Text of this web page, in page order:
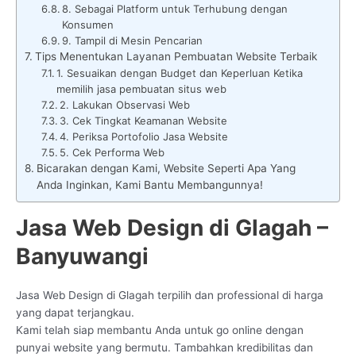
8. Sebagai Platform untuk Terhubung dengan
Konsumen
9. Tampil di Mesin Pencarian
Tips Menentukan Layanan Pembuatan Website Terbaik
1. Sesuaikan dengan Budget dan Keperluan Ketika
memilih jasa pembuatan situs web
2. Lakukan Observasi Web
3. Cek Tingkat Keamanan Website
4. Periksa Portofolio Jasa Website
5. Cek Performa Web
Bicarakan dengan Kami, Website Seperti Apa Yang
Anda Inginkan, Kami Bantu Membangunnya!
Jasa Web Design di Glagah –
Banyuwangi
Jasa Web Design di Glagah terpilih dan professional di harga
yang dapat terjangkau.
Kami telah siap membantu Anda untuk go online dengan
punyai website yang bermutu. Tambahkan kredibilitas dan